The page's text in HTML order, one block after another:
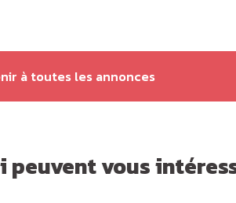
à toutes les annonces
peuvent vous